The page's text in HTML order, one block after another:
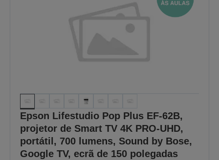
Epson Lifestudio Pop Plus EF-62B,
projetor de Smart TV 4K PRO-UHD,
portátil, 700 lumens, Sound by Bose,
Google TV, ecrã de 150 polegadas